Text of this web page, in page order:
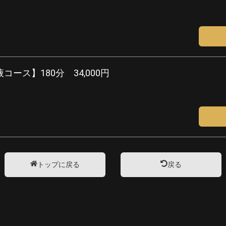
コース】180分 34,000円
トップに戻る 戻る